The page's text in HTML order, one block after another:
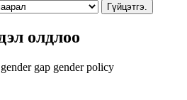
Гүйцэтгэ.
олдлоо
gender gap gender policy